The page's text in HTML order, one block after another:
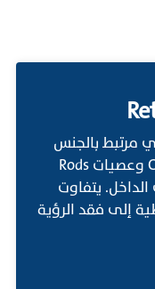
مرتبط بالجنس
يحدث فيه ضمور في مخاريط Cones وعصيات Rods
يتفاوت
إلى فقد الرؤية